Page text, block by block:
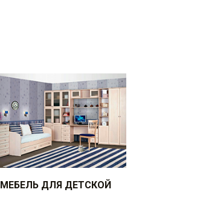
МЕБЕЛЬ ДЛЯ ДЕТСКОЙ